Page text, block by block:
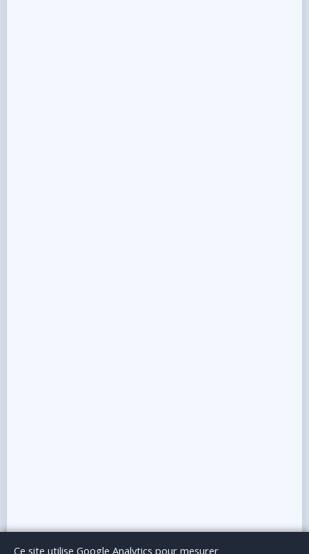
Le BlogPublicité Articles invitésMentions Légales
Ce site utilise Google Analytics pour mesurer